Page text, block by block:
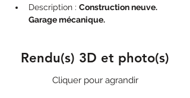
Description : Construction neuve.
Garage mécanique.
Rendu(s) 3D et photo(s)
Cliquer pour agrandir